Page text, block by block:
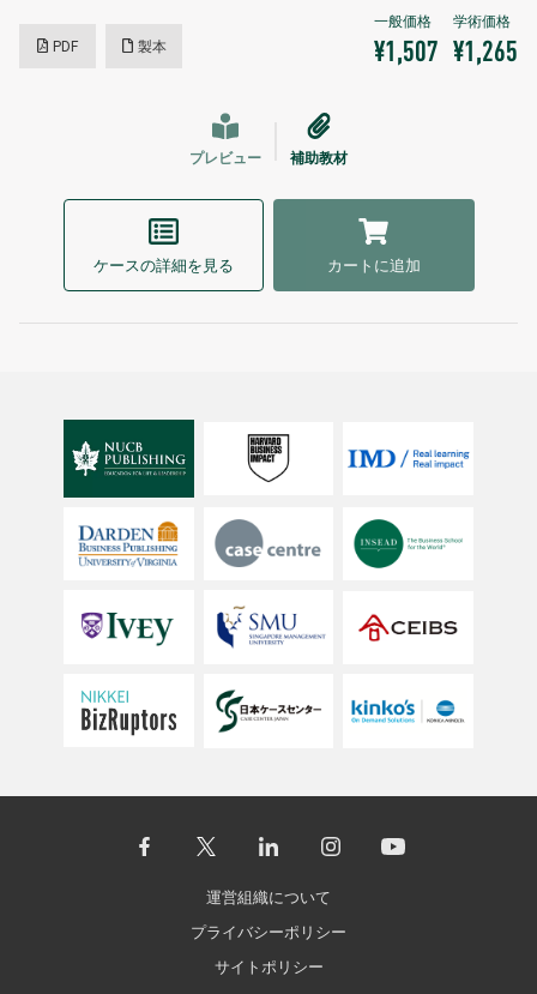
PDF 製本 ¥1,507 ¥1,265
プレビュー 補助教材
ケースの詳細を見る カートに追加
運営組織について
プライバシーポリシー
サイトポリシー